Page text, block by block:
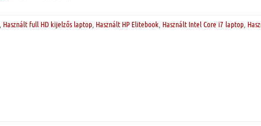
Használt full HD kijelzős laptop Használt HP Elitebook Használt Intel Core i7 laptop